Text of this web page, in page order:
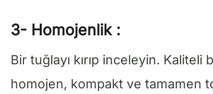
3- Homojenlik :
Bir tuğlayı kırıp inceleyin. Kaliteli
homojen, kompakt ve tamamen